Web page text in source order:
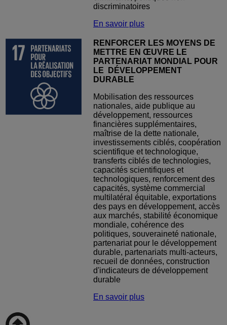
discriminatoires
En savoir plus
RENFORCER LES MOYENS DE
METTRE EN ŒUVRE LE
PARTENARIAT MONDIAL POUR
LE DÉVELOPPEMENT
DURABLE
Mobilisation des ressources
nationales, aide publique au
développement, ressources
financières supplémentaires,
maîtrise de la dette nationale,
investissements ciblés, coopération
scientifique et technologique,
transferts ciblés de technologies,
capacités scientifiques et
technologiques, renforcement des
capacités, système commercial
multilatéral équitable, exportations
des pays en développement, accès
aux marchés, stabilité économique
mondiale, cohérence des
politiques, souveraineté nationale,
partenariat pour le développement
durable, partenariats multi-acteurs,
recueil de données, construction
d'indicateurs de développement
durable
En savoir plus